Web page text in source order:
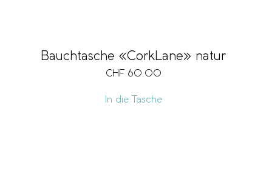
Bauchtasche «CorkLane» natur
CHF 60.00
In die Tasche